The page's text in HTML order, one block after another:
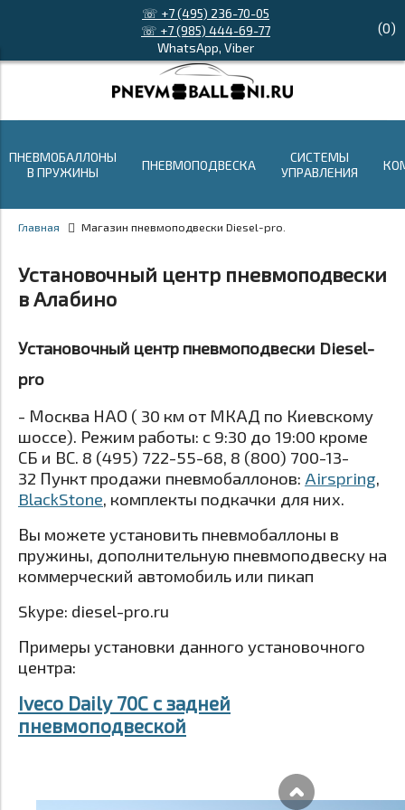
☏ +7 (495) 236-70-05
☏ +7 (985) 444-69-77
WhatsApp, Viber
(0)
ПНЕВМОБАЛЛОНЫ
В ПРУЖИНЫ
ПНЕВМОПОДВЕСКА
СИСТЕМЫ
УПРАВЛЕНИЯ
Главная Магазин пневмоподвески Diesel-pro.
Установочный центр пневмоподвески
в Алабино
Установочный центр пневмоподвески Diesel-
pro
- Москва НАО ( 30 км от МКАД по Киевскому
шоссе). Режим работы: c 9:30 до 19:00 кроме
СБ и ВС. 8 (495) 722-55-68, 8 (800) 700-13-
32 Пункт продажи пневмобаллонов: Airspring,
BlackStone, комплекты подкачки для них.
Вы можете установить пневмобаллоны в
пружины, дополнительную пневмоподвеску на
коммерческий автомобиль или пикап
Skype: diesel-pro.ru
Примеры установки данного установочного
центра:
Iveco Daily 70C с задней
пневмоподвеской